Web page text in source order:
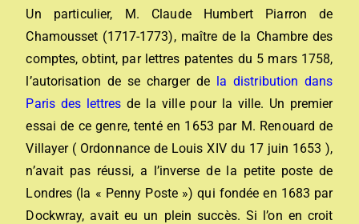
Un particulier, M. Claude Humbert Piarron de
Chamousset (1717-1773), maître de la Chambre des
comptes, obtint, par lettres patentes du 5 mars 1758,
l’autorisation de se charger de la distribution dans
Paris des lettres de la ville pour la ville. Un premier
essai de ce genre, tenté en 1653 par M. Renouard de
Villayer ( Ordonnance de Louis XIV du 17 juin 1653 ),
n’avait pas réussi, a l’inverse de la petite poste de
Londres (la « Penny Poste ») qui fondée en 1683 par
Dockwray, avait eu un plein succès. Si l’on en croit